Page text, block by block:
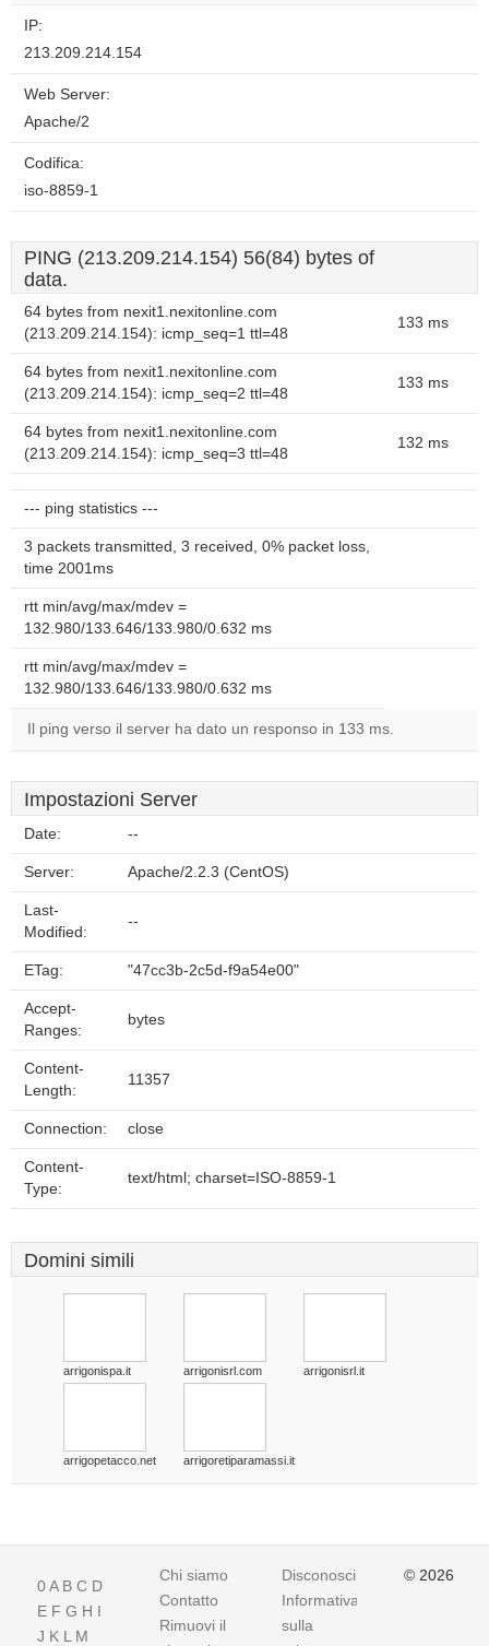
IP:
213.209.214.154
Web Server:
Apache/2
Codifica:
iso-8859-1
PING (213.209.214.154) 56(84) bytes of
data.
64 bytes from nexit1.nexitonline.com
(213.209.214.154): icmp_seq=1 ttl=48
133 ms
64 bytes from nexit1.nexitonline.com
(213.209.214.154): icmp_seq=2 ttl=48
133 ms
64 bytes from nexit1.nexitonline.com
(213.209.214.154): icmp_seq=3 ttl=48
132 ms
--- ping statistics ---
3 packets transmitted, 3 received, 0% packet loss,
time 2001ms
rtt min/avg/max/mdev =
132.980/133.646/133.980/0.632 ms
rtt min/avg/max/mdev =
132.980/133.646/133.980/0.632 ms
Il ping verso il server ha dato un responso in 133 ms.
Impostazioni Server
Date: --
Server: Apache/2.2.3 (CentOS)
Last-
Modified:
--
ETag: "47cc3b-2c5d-f9a54e00"
Accept-
Ranges:
bytes
Content-
Length:
11357
Connection: close
Content-
Type:
text/html; charset=ISO-8859-1
Domini simili
arrigonispa.it arrigonisrl.com arrigonisrl.it
arrigopetacco.net arrigoretiparamassi.it
0A B C D
E F G H I
J K L M
Chi siamo
Contatto
Rimuovi il
Disconoscimento
Informativa
sulla
© 2026